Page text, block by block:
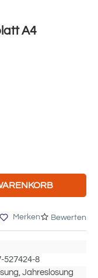
A4
Merken Bewerten
527424-8
Jahreslosung